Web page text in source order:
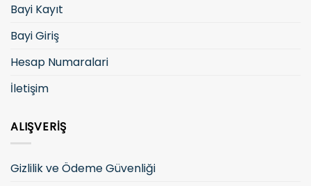
Bayi Kayıt
Bayi Giriş
Hesap Numaralari
İletişim
ALIŞVERIŞ
Gizlilik ve Ödeme Güvenliği